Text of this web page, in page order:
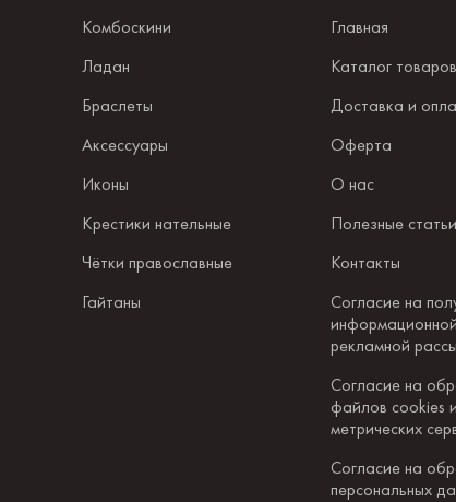
Комбоскини
Ладан
Браслеты
Аксессуары
Иконы
Крестики нательные
Чётки православные
Гайтаны
Главная
Каталог товаров
Доставка и
Оферта
О нас
Полезные статьи
Контакты
Согласие на
рекламной
Согласие на
файлов cookies
метрических
Согласие на
персональных